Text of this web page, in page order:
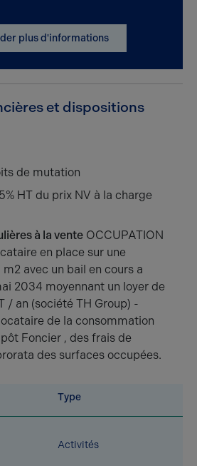
plus d'informations
et dispositions
de mutation
5% HT du prix NV à la charge
à la vente OCCUPATION
en place sur une
avec un bail en cours a
2034 moyennant un loyer de
/ an (société TH Group) -
de la consommation
Foncier , des frais de
des surfaces occupées.
Type
Activités